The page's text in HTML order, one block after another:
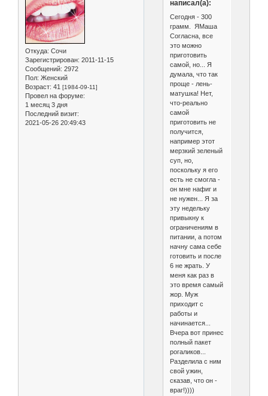
Откуда: Сочи
Зарегистрирован: 2011-11-15
Сообщений: 2972
Пол: Женский
Возраст: 41 [1984-09-11]
Провел на форуме:
1 месяц 3 дня
Последний визит:
2021-05-26 20:49:43
написал(а):
Сегодня - 300
грамм. ЯМаша
Согласна, все
это можно
приготовить
самой, но... Я
думала, что так
проще - лень-
матушка! Нет,
что-реально
самой
приготовить не
получится,
например этот
мерзкий зеленый
суп, но,
поскольку я его
есть не смогла -
он мне нафиг и
не нужен... Я за
эту недельку
привыкну к
ограничениям в
питании, а потом
начну сама себе
готовить и после
6 не жрать. У
меня как раз в
это время самый
жор. Муж
приходит с
работы и
начинается...
Вчера вот принес
полный пакет
рогаликов...
Разделила с ним
свой ужин,
сказав, что он -
враг!))))